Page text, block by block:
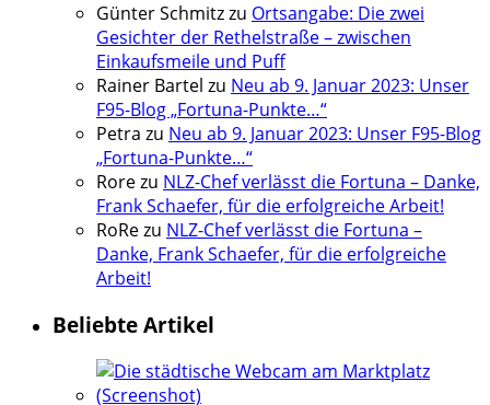
Günter Schmitzzu Ortsangabe: Die zwei
Gesichter der Rethelstraße – zwischen
Einkaufsmeile und Puff
Rainer Bartel zu Neu ab 9. Januar 2023: Unser
F95-Blog „Fortuna-Punkte…“
Petra zu Neu ab 9. Januar 2023: Unser F95-Blog
„Fortuna-Punkte…“
Rorezu NLZ-Chef verlässt die Fortuna – Danke,
Frank Schaefer, für die erfolgreiche Arbeit!
RoRezu NLZ-Chef verlässt die Fortuna –
Danke, Frank Schaefer, für die erfolgreiche
Arbeit!
Beliebte Artikel